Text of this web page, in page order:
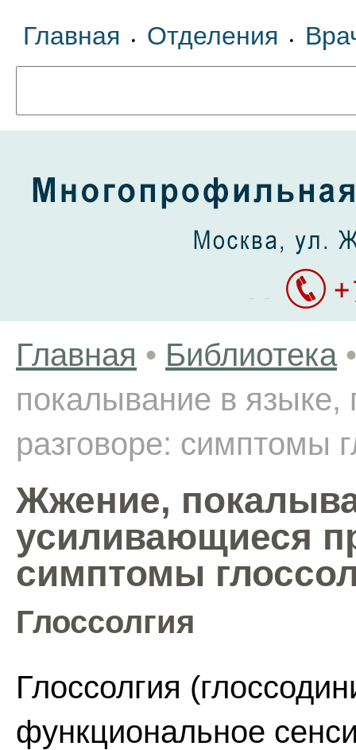
Главная • Отделения •
Главная • Библиотека •
покалывание в
разговоре: симптомы
Жжение,
усиливающиеся
симптомы
Глоссолгия
Глоссолгия
функциональное